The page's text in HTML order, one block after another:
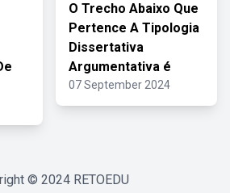
O Trecho Abaixo Que
Pertence A Tipologia
Dissertativa
Argumentativa é
07 September 2024
© 2024 RETOEDU